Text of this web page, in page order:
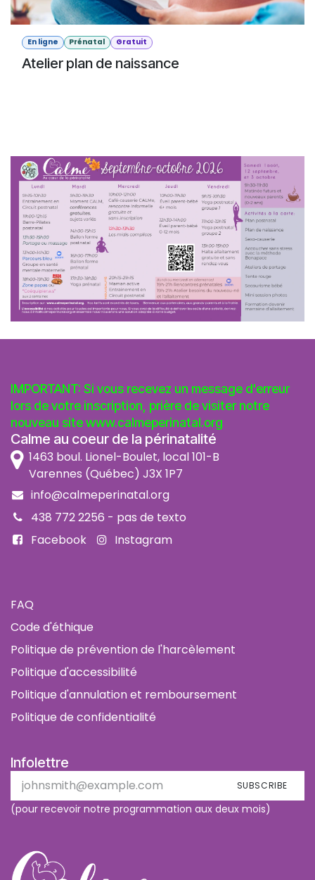
En ligne Prénatal Gratuit
Atelier plan de naissance
IMPORTANT: Si vous recevez un message d'erreur
lors de votre inscription, prière de visiter notre
nouveau sitewww.calmeperinatal.org
Calme au coeur de la périnatalité
1463 boul. Lionel-Boulet, local 101-B
Varennes (Québec) J3X 1P7
info@calmeperinatal.org
438 772 2256 - pas de texto
Facebook
Instagram
FAQ
Code d'éthique
Politique de prévention de l'harcèlement
Politique d'accessibilité
Politique d'annulation et remboursement
Politique de confidentialité
Infolettre
SUBSCRIBE
(pour recevoir notre programmation aux deux mois)